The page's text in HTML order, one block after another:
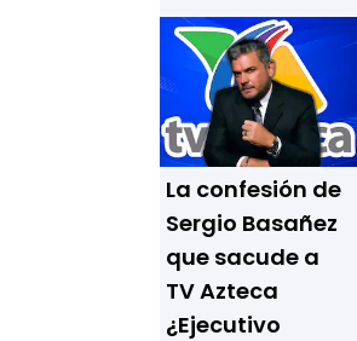
La confesión de
Sergio Basañez
que sacude a
TV Azteca
¿Ejecutivo